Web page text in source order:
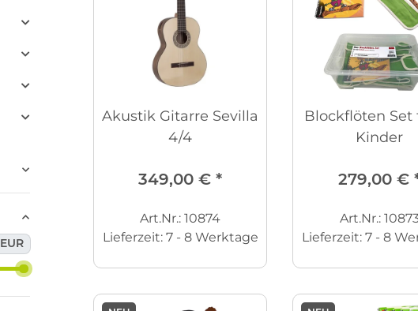
Akustik Gitarre Sevilla
4/4
349,00 € *
Art.Nr.: 10874
Lieferzeit: 7 - 8 Werktage
Blockflöten Set
Kinder
279,00 €
Art.Nr.:
Lieferzeit: 7 - 8
EUR